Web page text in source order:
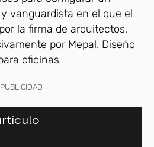
vanguardista en el que el
la firma de arquitectos,
por Mepal. Diseño
oficinas
PUBLICIDAD